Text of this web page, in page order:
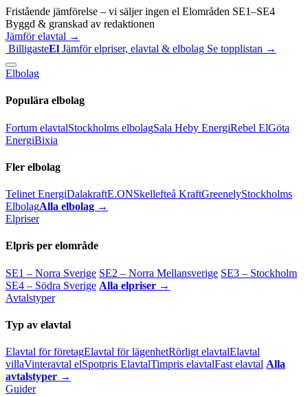
Fristående jämförelse – vi säljer ingen el Elområden SE1–SE4
Byggd & granskad av redaktionen
Jämför elavtal →
BilligasteEl Jämför elpriser, elavtal & elbolag Se topplistan →
Elbolag
Populära elbolag
Fortum elavtalStockholms elbolagSala Heby EnergiRebel ElGöta
EnergiBixia
Fler elbolag
Telinet EnergiDalakraftE.ONSkellefteå KraftGreenelyStockholms
ElbolagAlla elbolag →
Elpriser
Elpris per elområde
SE1 – Norra Sverige SE2 – Norra Mellansverige SE3 – Stockholm
SE4 – Södra Sverige Alla elpriser →
Avtalstyper
Typ av elavtal
Elavtal för företagElavtal för lägenhetRörligt elavtalElavtal
villaVinteravtal elSpotpris ElavtalTimpris elavtalFast elavtal Alla
avtalstyper →
Guider